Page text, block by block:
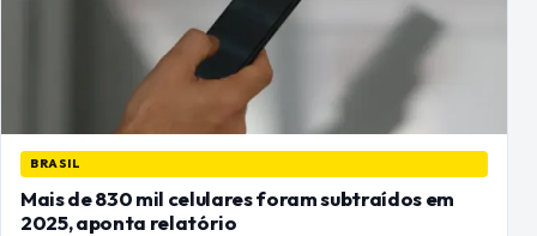
BRASIL
Mais de 830 mil celulares foram subtraídos em
2025, aponta relatório